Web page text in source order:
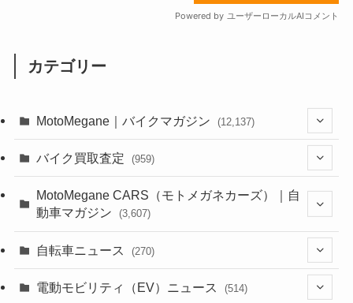
カテゴリー
MotoMegane｜バイクマガジン (12,137)
(44)
(639)
(118) (252)
(306)
(6,957)
バイク買取査定 (959)
(352)
MotoMegane CARS（モトメガネカーズ）｜自
動車マガジン
(3,607)
(186)
自転車ニュース (270)
(54)
電動モビリティ（EV）ニュース (514)